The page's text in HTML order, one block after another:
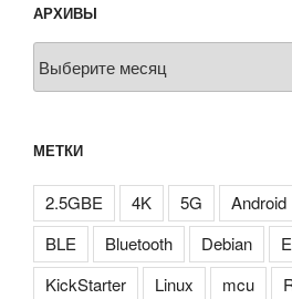
АРХИВЫ
МЕТКИ
2.5GBE 4K 5G Android
BLE
Bluetooth Debian
KickStarter
Linux mcu